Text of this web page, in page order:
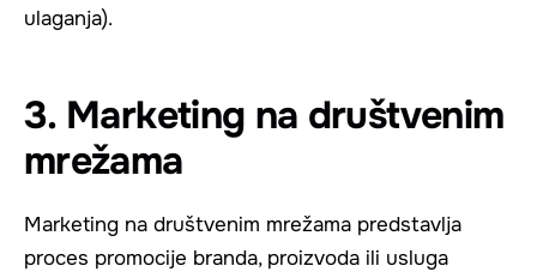
ulaganja).
3. Marketing na društvenim
mrežama
Marketing na društvenim mrežama predstavlja
proces promocije branda, proizvoda ili usluga